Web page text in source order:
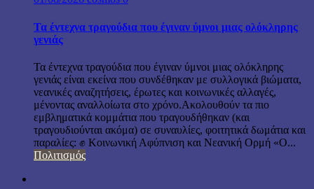
Τα έντεχνα τραγούδια που έγιναν ύμνοι μιας ολόκληρης
γενιάς
Τα έντεχνα τραγούδια που έγιναν ύμνοι μιας ολόκληρης
γενιάς είναι εκείνα που συνδέθηκαν με συλλογικά βιώματα,
νεανικές αναζητήσεις, έρωτες και κοινωνικές αλλαγές,
μένοντας αναλλοίωτα στο χρόνο.Ακολουθούν τα πιο
εμβληματικά κομμάτια που τραγουδήθηκαν (και
τραγουδιούνται ακόμα) σε συναυλίες, φοιτητικά δωμάτια και
παραλίες: ✊ Κοινωνική Αφύπνιση και Νεανική Ορμή «Ο...
Πολιτισμός